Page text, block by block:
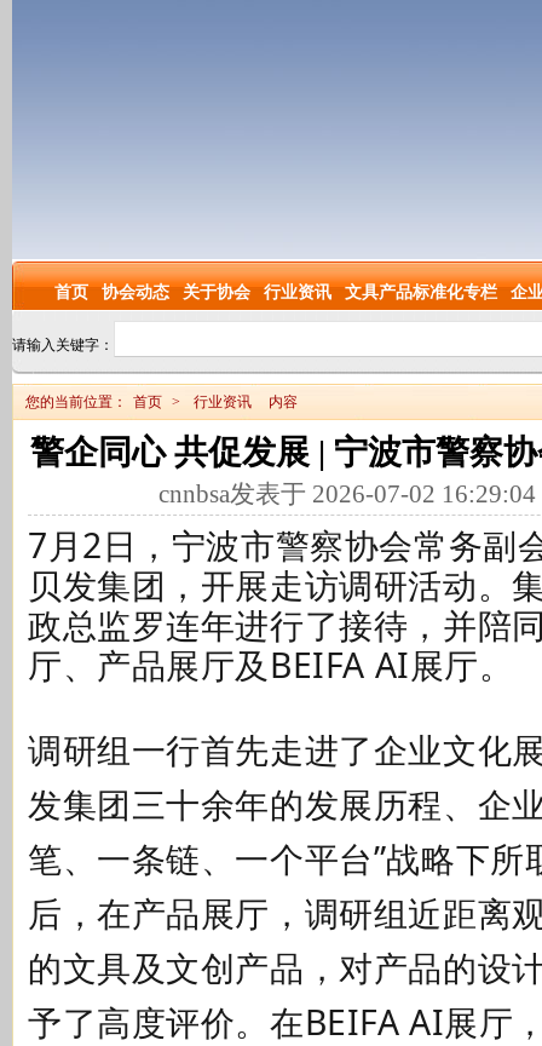
首页 协会动态 关于协会 行业资讯 文具产品标准化专栏 企
请输入关键字：
您的当前位置： 首页 > 行业资讯 内容
警企同心 共促发展 | 宁波市警察
cnnbsa发表于 2026-07-02
7月2日，宁波市警察协会常务副
贝发集团，开展走访调研活动。
政总监罗连年进行了接待，并陪
厅、产品展厅及BEIFA AI展厅。
调研组一行首先走进了企业文化
发集团三十余年的发展历程、企
笔、一条链、一个平台”战略下
后，在产品展厅，调研组近距离
的文具及文创产品，对产品的设
予了高度评价。在BEIFA AI展厅